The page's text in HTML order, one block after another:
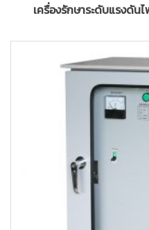
เครื่องรักษาระดับแรงดัน